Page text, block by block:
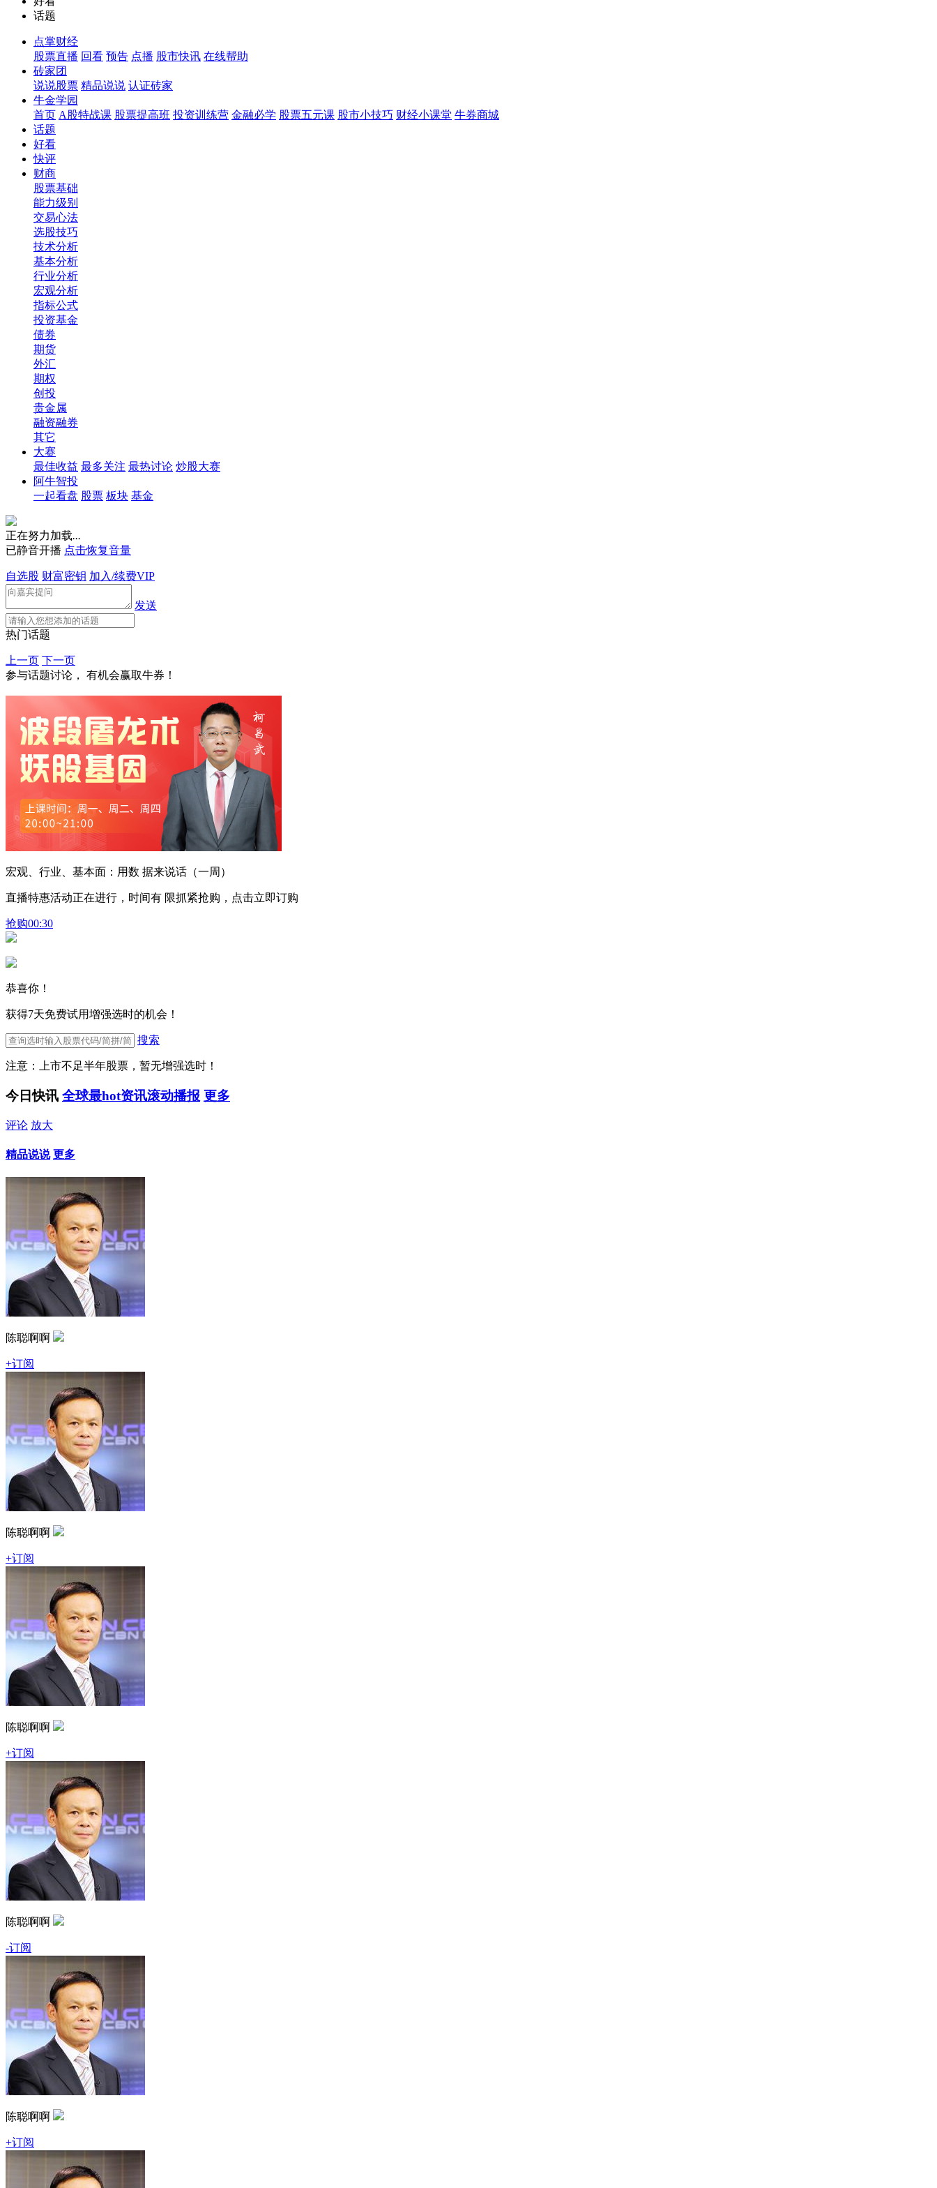
话题
点掌财经
股票直播 回看 预告 点播 股市快讯 在线帮助
砖家团
说说股票 精品说说 认证砖家
牛金学园
首页 A股特战课 股票提高班 投资训练营 金融必学 股票五元课 股市小技巧 财经小课堂 牛券商城
话题
好看
快评
财商
股票基础
能力级别
交易心法
选股技巧
技术分析
基本分析
行业分析
宏观分析
指标公式
投资基金
债券
期货
外汇
期权
创投
贵金属
融资融券
其它
大赛
最佳收益 最多关注 最热讨论 炒股大赛
阿牛智投
一起看盘 股票 板块 基金
正在努力加载...
已静音开播 点击恢复音量
自选股 财富密钥 加入/续费VIP
发送
热门话题
上一页 下一页
参与话题讨论， 有机会赢取牛券！
宏观、行业、基本面：用数 据来说话（一周）
直播特惠活动正在进行，时间有 限抓紧抢购，点击立即订购
抢购00:30
恭喜你！
获得7天免费试用增强选时的机会！
搜索
注意：上市不足半年股票，暂无增强选时！
今日快讯 全球最hot资讯滚动播报 更多
评论 放大
精品说说 更多
陈聪啊啊
+订阅
陈聪啊啊
+订阅
陈聪啊啊
+订阅
陈聪啊啊
-订阅
陈聪啊啊
+订阅